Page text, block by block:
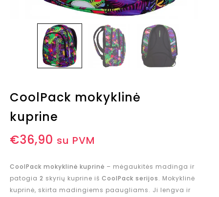
CoolPack mokyklinė
kuprine
€36,90 su PVM
CoolPack mokyklinė kuprinė – mėgaukitės madinga ir
patogia 2 skyrių kuprine iš CoolPack serijos. Mokyklinė
kuprinė, skirta madingiems paaugliams. Ji lengva ir